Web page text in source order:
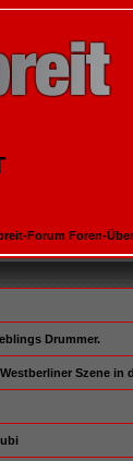
Forum Foren-
Drummer.
Szene in